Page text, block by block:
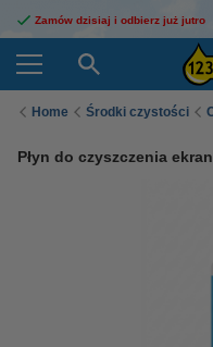
Zamów dzisiaj i odbierz już jutro
Home Środki czystości
Płyn do czyszczenia